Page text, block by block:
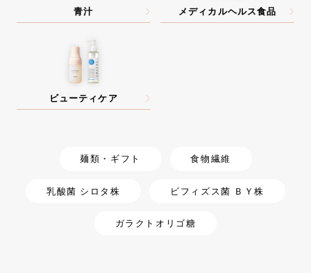
青汁 メディカルヘルス食品
ビューティケア
麺類・ギフト 食物繊維
乳酸菌 シロタ株 ビフィズス菌 ＢＹ株
ガラクトオリゴ糖